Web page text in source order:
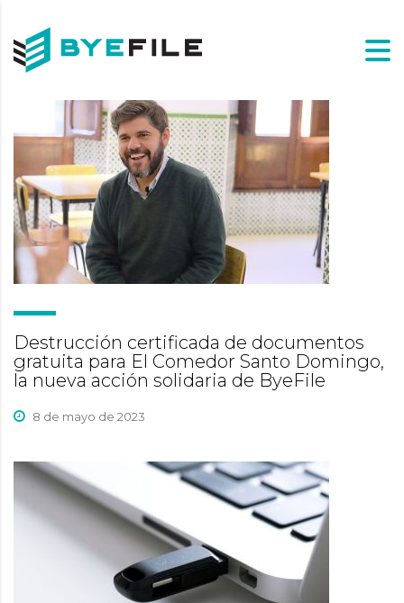
Destrucción certificada de documentos
gratuita para El Comedor Santo Domingo,
la nueva acción solidaria de ByeFile
8 de mayo de 2023